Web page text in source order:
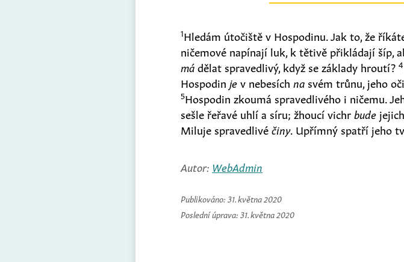
1Hledám útočiště v Hospodinu. Jak to, že
ničemové napínají luk, k tětivě přikládají šíp,
mádělat spravedlivý, když se základy hroutí?4
Hospodin jev nebesích na svém trůnu, jeho
5Hospodin zkoumá spravedlivého i ničemu.
sešle řeřavé uhlí a síru; žhoucí vichrbude
Miluje spravedlivéčiny. Upřímný spatří jeho
Autor: WebAdmin
Publikováno: 31. května 2020
Poslední úprava: 31. května 2020